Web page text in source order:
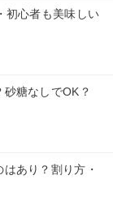
初心者も美味しい
糖なしでOK？
あり？割り方・